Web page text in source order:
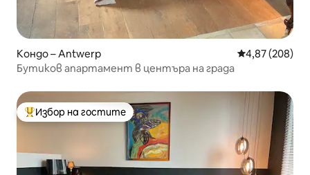
Кондо – Antwerp Средна
4,87 (208)
Бутиков апартамент в центъра на града
Най-популярен избор на гостите
Избор на гостите